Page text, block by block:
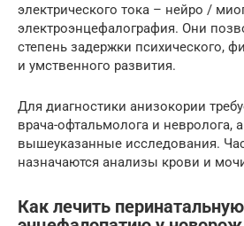
электрического тока – нейро /
электроэнцефалография. Они
степень задержки психического,
и умственного развития.
Для диагностики анизокории
врача-офтальмолога и невролога,
вышеуказанные исследования.
назначаются анализы крови и
Как лечить перинатальную